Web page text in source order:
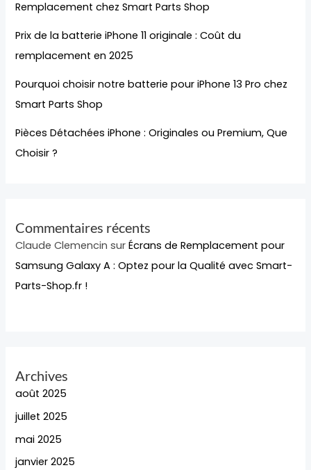
Remplacement chez Smart Parts Shop
Prix de la batterie iPhone 11 originale : Coût du
remplacement en 2025
Pourquoi choisir notre batterie pour iPhone 13 Pro chez
Smart Parts Shop
Pièces Détachées iPhone : Originales ou Premium, Que
Choisir ?
Commentaires récents
Claude Clemencin surÉcrans de Remplacement pour
Samsung Galaxy A : Optez pour la Qualité avec Smart-
Parts-Shop.fr !
Archives
août 2025
juillet 2025
mai 2025
janvier 2025